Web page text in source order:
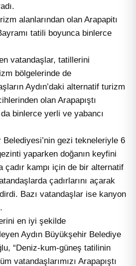
alanlarından olan Arapapitı
tatili boyunca binlerce
vatandaşlar, tatillerini
bölgelerinde de
Aydın’daki alternatif turizm
olan Arapapıştı
binlerce yerli ve yabancı
gezi tekneleriyle 6
yaparken doğanın keyfini
çadır kampı için de bir alternatif
çadırlarını açarak
Bazı vatandaşlar ise kanyon
en iyi şekilde
Aydın Büyükşehir Belediye
“Deniz-kum-güneş tatilinin
vatandaşlarımızı Arapapıştı